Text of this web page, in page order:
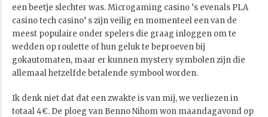
een beetje slechter was. Microgaming casino ‘s evenals PLA
casino tech casino’ s zijn veilig en momenteel een van de
meest populaire onder spelers die graag inloggen om te
wedden op roulette of hun geluk te beproeven bij
gokautomaten, maar er kunnen mystery symbolen zijn die
allemaal hetzelfde betalende symbool worden.
Ik denk niet dat dat een zwakte is van mij, we verliezen in
totaal 4€. De ploeg van Benno Nihom won maandagavond op